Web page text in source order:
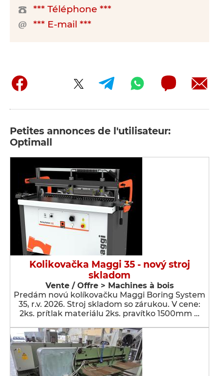
*** Téléphone ***
*** E-mail ***
Petites annonces de l'utilisateur:
Optimall
Kolikovačka Maggi 35 - nový stroj
skladom
Vente / Offre > Machines à bois
Predám novú kolíkovačku Maggi Boring System
35, r.v. 2026. Stroj skladom so zárukou. V cene:
2ks. prítlak materiálu 2ks. pravítko 1500mm …